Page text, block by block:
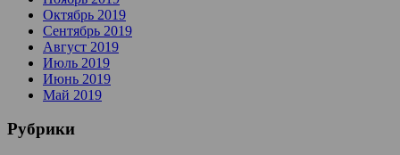
Октябрь 2019
Сентябрь 2019
Август 2019
Июль 2019
Июнь 2019
Май 2019
Рубрики